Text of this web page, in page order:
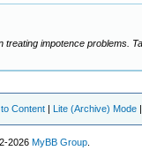
impotence problems.
Content | Lite (Archive) Mode |
2026MyBB Group